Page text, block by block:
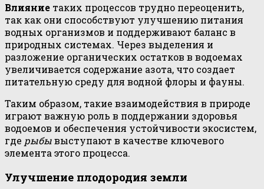
Влияние таких процессов трудно переоценить,
так как они способствуют улучшению питания
водных организмов и поддерживают баланс в
природных системах. Через выделения и
разложение органических остатков в водоемах
увеличивается содержание азота, что создает
питательную среду для водной флоры и фауны.
Таким образом, такие взаимодействия в природе
играют важную роль в поддержании здоровья
водоемов и обеспечения устойчивости экосистем,
где рыбывыступают в качестве ключевого
элемента этого процесса.
Улучшение плодородия земли